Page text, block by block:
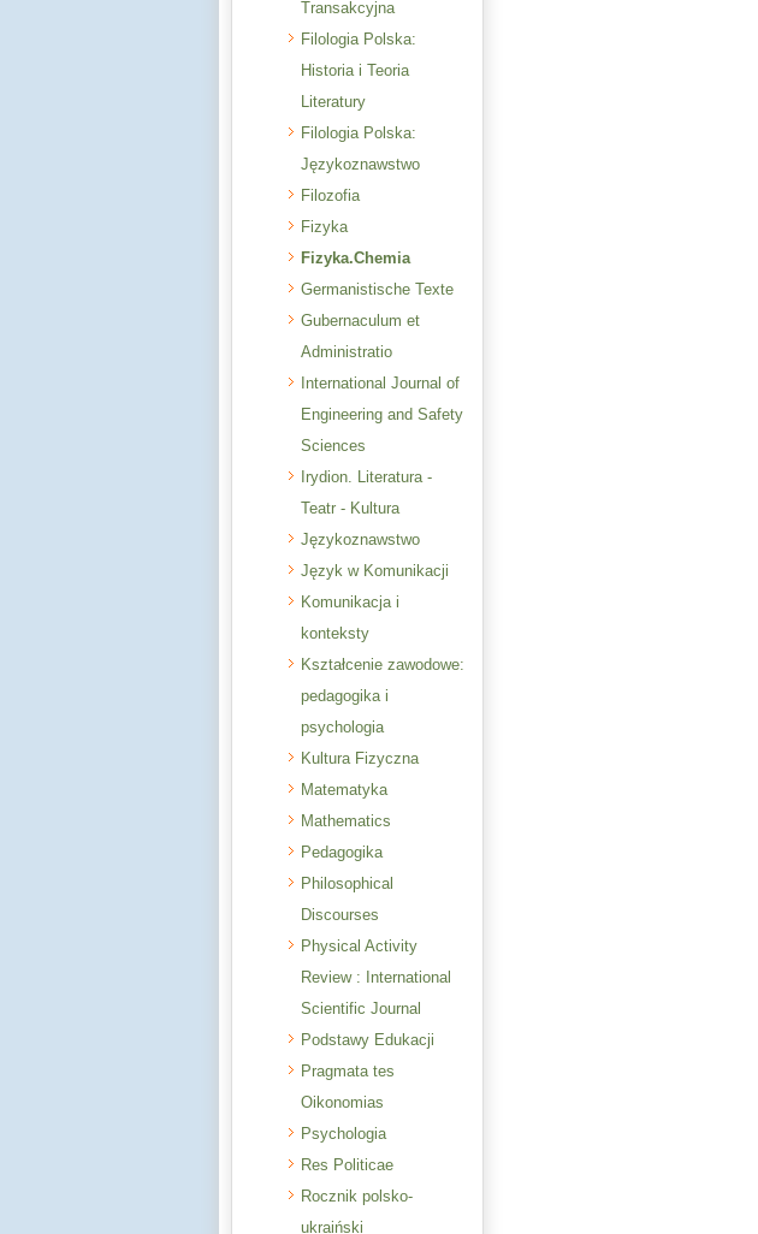
Transakcyjna
Filologia Polska:
Historia i Teoria
Literatury
Filologia Polska:
Językoznawstwo
Filozofia
Fizyka
Fizyka.Chemia
Germanistische Texte
Gubernaculum et
Administratio
International Journal of
Engineering and Safety
Sciences
Irydion. Literatura -
Teatr - Kultura
Językoznawstwo
Język w Komunikacji
Komunikacja i
konteksty
Kształcenie zawodowe:
pedagogika i
psychologia
Kultura Fizyczna
Matematyka
Mathematics
Pedagogika
Philosophical
Discourses
Physical Activity
Review : International
Scientific Journal
Podstawy Edukacji
Pragmata tes
Oikonomias
Psychologia
Res Politicae
Rocznik polsko-
ukraiński